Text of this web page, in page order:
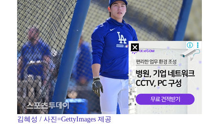
"기분 맞춰주려고" 축구협회, 외국인 심판 성접대 의혹…
방은희, 6년 지나도 생생한 母 고독사 아픔…끝내 오열…
김혜성 / 사진=GettyImages 제공